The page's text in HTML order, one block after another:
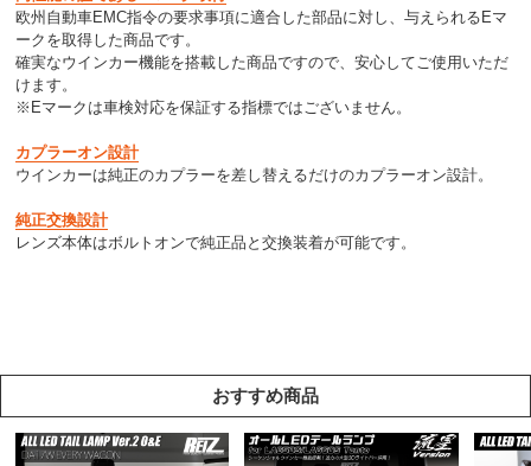
欧州自動車EMC指令の要求事項に適合した部品に対し、与えられるEマ
ークを取得した商品です。
確実なウインカー機能を搭載した商品ですので、安心してご使用いただ
けます。
※Eマークは車検対応を保証する指標ではございません。
カプラーオン設計
ウインカーは純正のカプラーを差し替えるだけのカプラーオン設計。
純正交換設計
レンズ本体はボルトオンで純正品と交換装着が可能です。
おすすめ商品